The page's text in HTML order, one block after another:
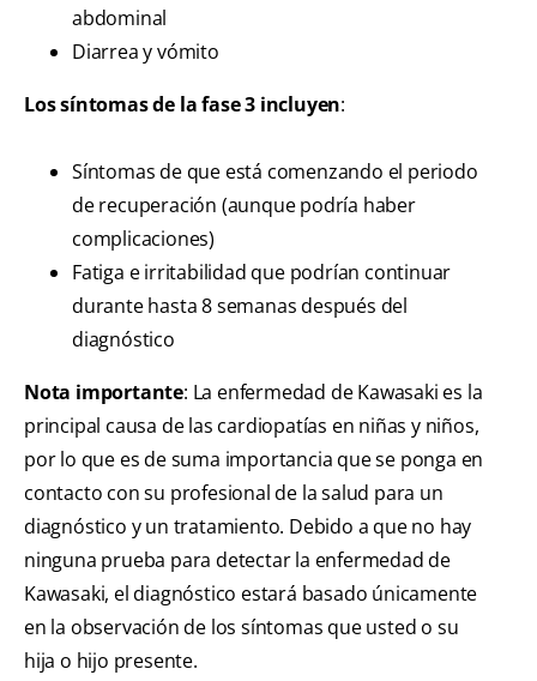
abdominal
Diarrea y vómito
Los síntomas de la fase 3 incluyen:
Síntomas de que está comenzando el periodo
de recuperación (aunque podría haber
complicaciones)
Fatiga e irritabilidad que podrían continuar
durante hasta 8 semanas después del
diagnóstico
Nota importante: La enfermedad de Kawasaki es la
principal causa de las cardiopatías en niñas y niños,
por lo que es de suma importancia que se ponga en
contacto con su profesional de la salud para un
diagnóstico y un tratamiento. Debido a que no hay
ninguna prueba para detectar la enfermedad de
Kawasaki, el diagnóstico estará basado únicamente
en la observación de los síntomas que usted o su
hija o hijo presente.